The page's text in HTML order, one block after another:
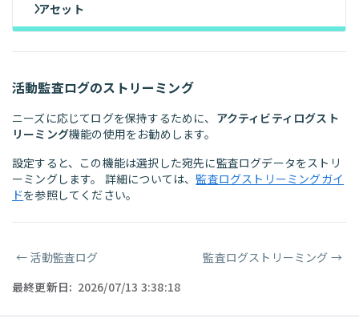
アセット
活動監査ログのストリーミング
ニーズに応じてログを保持するために、 アクティビティログスト
リーミング機能の使用をお勧めします。
設定すると、この機能は選択した宛先に監査ログデータをストリ
ーミングします。 詳細については、監査ログストリーミングガイ
ドを参照してください。
ページャー
← 活動監査ログ 監査ログストリーミング →
最終更新日: 2026/07/13 3:38:18